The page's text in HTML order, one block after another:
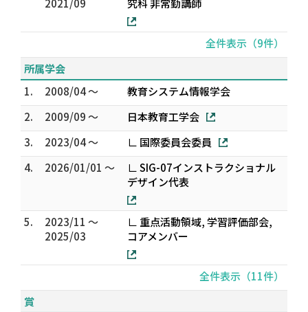
2021/09
究科 非常勤講師
全件表示（9件）
所属学会
1.
2008/04 ～
教育システム情報学会
2.
2009/09 ～
日本教育工学会
3.
2023/04 ～
∟ 国際委員会委員
4.
2026/01/01 ～
∟ SIG-07インストラクショナル
デザイン代表
5.
2023/11 ～
2025/03
∟ 重点活動領域, 学習評価部会,
コアメンバー
全件表示（11件）
賞